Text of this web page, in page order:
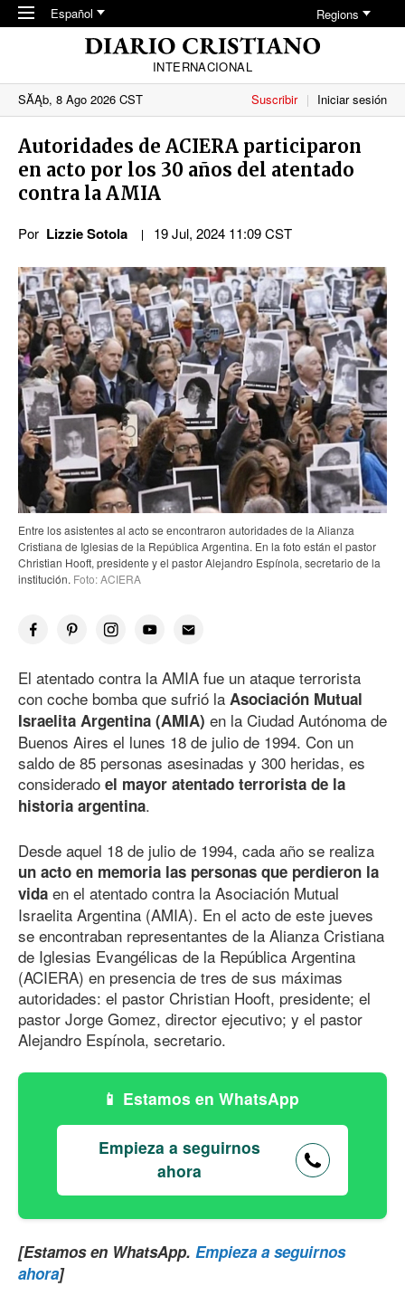
Skip to main content
Español Regions
INTERNACIONAL
SĂĄb, 8 Ago 2026 CST
Suscribir Iniciar sesión
Autoridades de ACIERA participaron
en acto por los 30 años del atentado
contra la AMIA
Por Lizzie Sotola 19 Jul, 2024 11:09 CST
Entre los asistentes al acto se encontraron autoridades de la Alianza
Cristiana de Iglesias de la República Argentina. En la foto están el pastor
Christian Hooft, presidente y el pastor Alejandro Espínola, secretario de la
institución. Foto: ACIERA
El atentado contra la AMIA fue un ataque terrorista
con coche bomba​ que sufrió la Asociación Mutual
Israelita Argentina (AMIA) en la Ciudad Autónoma de
Buenos Aires el lunes 18 de julio de 1994. Con un
saldo de 85 personas asesinadas y 300 heridas, es
considerado el mayor atentado terrorista de la
historia argentina.
Desde aquel 18 de julio de 1994, cada año se realiza
un acto en memoria las personas que perdieron la
vida en el atentado contra la Asociación Mutual
Israelita Argentina (AMIA). En el acto de este jueves
se encontraban representantes de la Alianza Cristiana
de Iglesias Evangélicas de la República Argentina
(ACIERA) en presencia de tres de sus máximas
autoridades: el pastor Christian Hooft, presidente; el
pastor Jorge Gomez, director ejecutivo; y el pastor
Alejandro Espínola, secretario.
Estamos en WhatsApp
Empieza a seguirnos
ahora
[Estamos en WhatsApp. Empieza a seguirnos
ahora]